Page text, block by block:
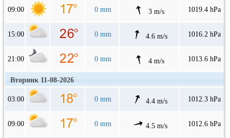
09:00 0 mm 3 m/s 1019.4 hPa
15:00 0 mm 4.6 m/s 1016.2 hPa
21:00 0 mm 4 m/s 1013.6 hPa
Вторник 11-08-2026
03:00 0 mm 4.4 m/s 1012.3 hPa
09:00 0 mm 4.5 m/s 1012.6 hPa